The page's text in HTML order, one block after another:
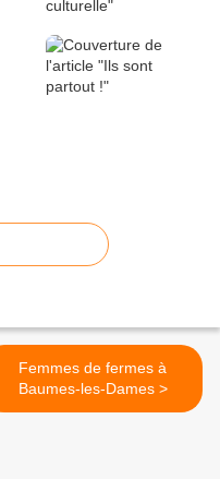
Femmes de fermes à
Baumes-les-Dames >